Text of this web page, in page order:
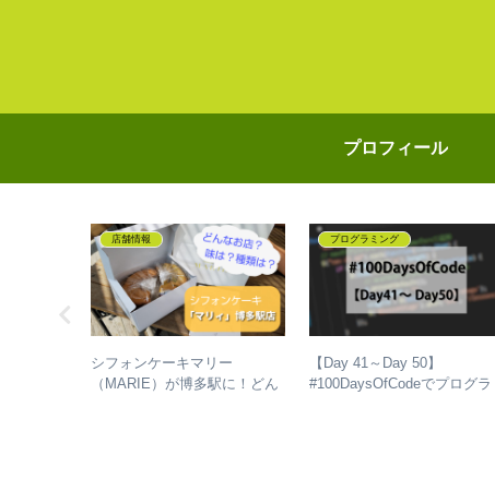
プロフィール
店舗情報
シフォンケーキマリー
（MARIE）が博多駅に！どん
プログラミング
【Day 41～Day 50】
#100DaysOfCodeでプログラ